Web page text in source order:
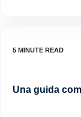
Una guida